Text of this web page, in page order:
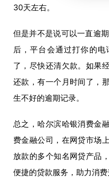
30天左右。
但是并不是说可以一直逾
后，平台会通过打你的
了，尽快还清欠款。如果
还款，有一个月时间了，
生不好的逾期记录。
总之，哈尔滨哈银消费金
费金融公司，在网贷市场
放款的多个知名网贷产品
便捷的贷款服务，助力消费